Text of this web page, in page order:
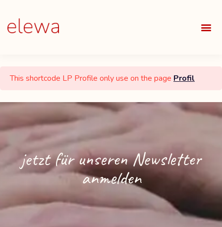
This shortcode LP Profile only use on the page Profil
jetzt für unseren Newsletter
anmelden